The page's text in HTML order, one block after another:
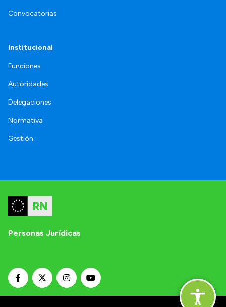
Convocatorias
Institucional
Funciones
Autoridades
Delegaciones
Normativa
Gestión
Personas Jurídicas